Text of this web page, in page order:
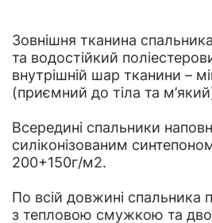
Зовнішня тканина
та водостійкий
внутрішній шар тканини –
(приємний до тіла та
Всередині спальники
силіконізованим
200+150г/м2.
По всій довжині спальника
з тепловою смужкою та